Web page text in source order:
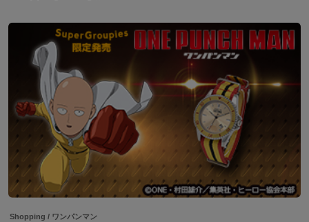
Shopping / ワンパンマン